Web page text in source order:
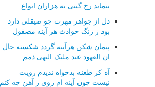
بنماید رخ گیتی به هزاران انواع
دل از جواهر مهرت چو صیقلی دارد
بود ز زنگ حوادث هر آینه مصقول
پیمان شکن هرآینه گردد شکسته حال
ان العهود عند ملیک النهی ذمم
آه کز طعنه بدخواه ندیدم رویت
نیست چون آینه ام روی ز آهن چه کنم